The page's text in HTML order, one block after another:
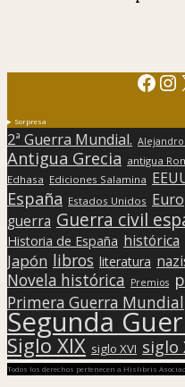
Sorpresa
2ª Guerra Mundial. Alejandro
Antigua Grecia antigua
Edhasa Ediciones Salamina
España Estados Unidos
guerra Guerra civil
Historia de España histórica
Japón libros literatura
Novela histórica Premios
Primera Guerra Mundial
Segunda
Siglo XIX siglo XVI siglo
Todos los derechos pertenecen a Hislibris